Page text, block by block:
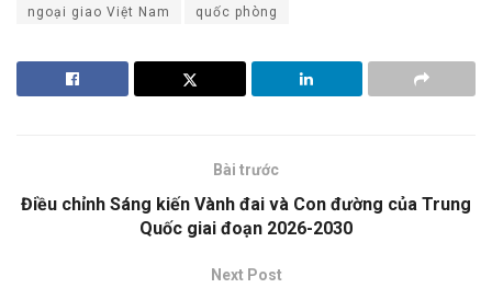
ngoại giao Việt Nam quốc phòng
Bài trước
Điều chỉnh Sáng kiến Vành đai và Con đường của Trung
Quốc giai đoạn 2026-2030
Next Post